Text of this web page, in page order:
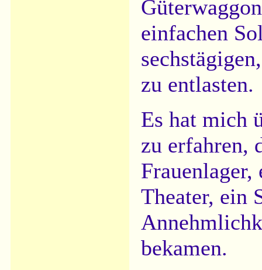
einfachen
zu entlasten.
Es hat mich
zu erfahren,
Theater, ein
bekamen.